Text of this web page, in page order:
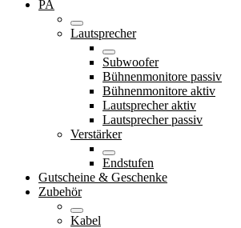
PA
Lautsprecher
Subwoofer
Bühnenmonitore passiv
Bühnenmonitore aktiv
Lautsprecher aktiv
Lautsprecher passiv
Verstärker
Endstufen
Gutscheine & Geschenke
Zubehör
Kabel